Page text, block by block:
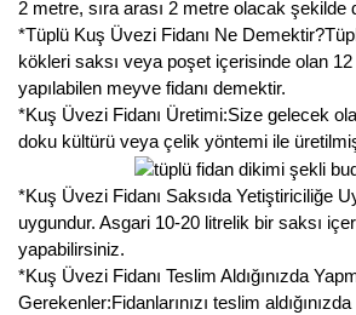
2 metre, sıra arası 2 metre olacak şekilde
*Tüplü Kuş Üvezi Fidanı Ne
kökleri saksı veya poşet içerisinde olan
yapılabilen meyve fidanı demektir.
*Kuş Üvezi Fidanı Üretimi:Size gelecek
doku kültürü veya çelik yöntemi ile
*Kuş Üvezi Fidanı Saksıda Yetiştiriciliğe
uygundur. Asgari 10-20 litrelik bir saksı
yapabilirsiniz.
*Kuş Üvezi Fidanı Teslim Aldığınızda
Gerekenler:Fidanlarınızı teslim
Nadir Çeşit Meyveler
Nar Fidanı
Narenciye Fidanları
Nektarin Fidanı
Papaya Fidanı
Pepino Fidanı